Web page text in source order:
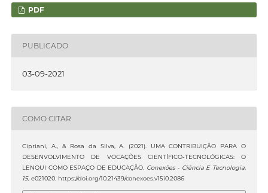
PDF
PUBLICADO
03-09-2021
COMO CITAR
Cipriani, A., & Rosa da Silva, A. (2021). UMA CONTRIBUIÇÃO PARA O
DESENVOLVIMENTO DE VOCAÇÕES CIENTÍFICO-TECNOLÓGICAS: O
LENQUI COMO ESPAÇO DE EDUCAÇÃO. Conexões - Ciência E Tecnologia,
15, e021020. https://doi.org/10.21439/conexoes.v15i0.2086